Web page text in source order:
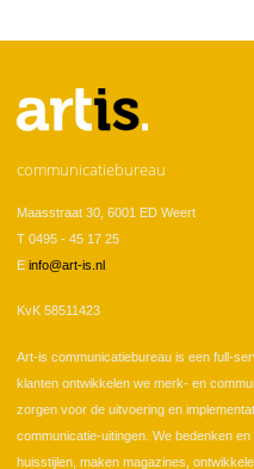
communicatiebureau
Maasstraat 30, 6001 ED Weert
T 0495 - 45 17 25
E info@art-is.nl
KvK 58511423
Art-is communicatiebureau is een full-
klanten ontwikkelen we merk- en
zorgen voor de uitvoering en
communicatie-uitingen. We bedenken
huisstijlen, maken magazines,